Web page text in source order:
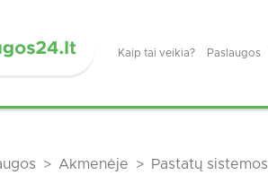
Kaip tai veikia? Paslaugos
Akmenėje Pastatų sistemos